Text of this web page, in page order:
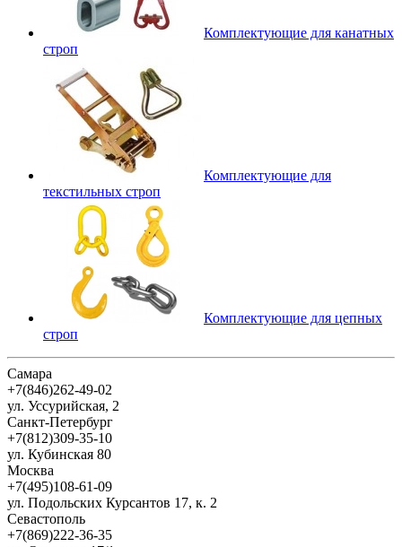
Комплектующие для канатных
строп
Комплектующие для
текстильных строп
Комплектующие для цепных
строп
Самара
+7(846)262-49-02
ул. Уссурийская, 2
Санкт-Петербург
+7(812)309-35-10
ул. Кубинская 80
Москва
+7(495)108-61-09
ул. Подольских Курсантов 17, к. 2
Севастополь
+7(869)222-36-35